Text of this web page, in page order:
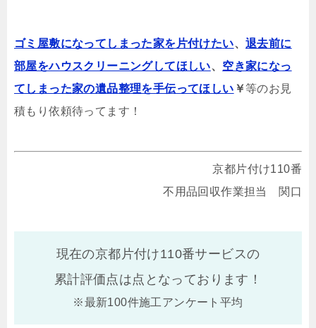
ゴミ屋敷になってしまった家を片付けたい、退去前に
部屋をハウスクリーニングしてほしい、 空き家になっ
てしまった家の遺品整理を手伝ってほしい ￥等のお見
積もり依頼待ってます！
京都片付け110番
不用品回収作業担当 関口
現在の京都片付け110番サービスの
累計評価点は点となっております！
※最新100件施工アンケート平均